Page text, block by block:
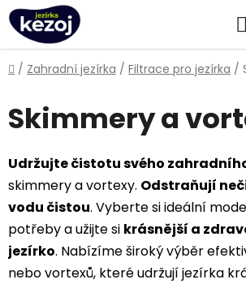
Přejít
na
obsah
Domů
/ Zahradní jezírka / Filtrace pro jezírka /
Skimmery a
Udržujte čistotu svého
skimmery a vortexy. Odstraňují
vodu čistou. Vyberte si ideální
potřeby a užijte si krásnější a
jezírko. Nabízíme široký výběr
nebo vortexů, které udržují jezírka